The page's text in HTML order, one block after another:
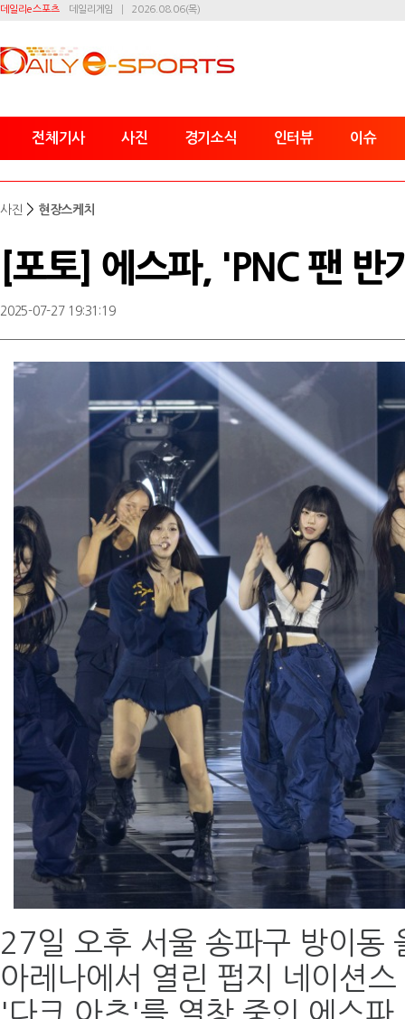
데일리e스포츠 데일리게임 2026.08.06(목)
전체기사 사진 경기소식 인터뷰 이슈
사진 > 현장스케치
[포토] 에스파, 'PNC 팬 반
2025-07-27 19:31:19
27일 오후 서울 송파구 방이동
아레나에서 열린 펍지 네이션